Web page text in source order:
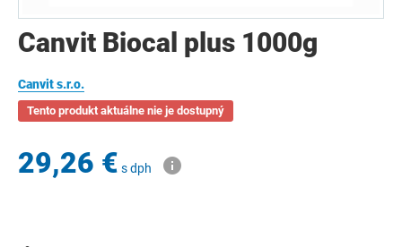
Canvit Biocal plus 1000g
Canvit s.r.o.
Tento produkt aktuálne nie je dostupný
29,26 € s dph